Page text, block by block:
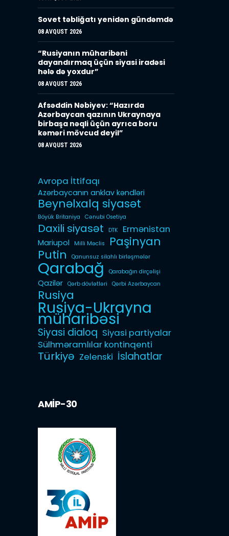
Sovet təbliğatı yenidən gündəmdə
08 AVQUST 2026
“Rusiyanın müharibəni
dayandırmaq üçün siyasi iradəsi
hələ də yoxdur”
08 AVQUST 2026
Afsəddin Nəbiyev: “Hazırda
Azərbaycan qazının Ukraynaya
birbaşa nəqli üçün ayrıca boru
kəməri mövcud deyil”
08 AVQUST 2026
Avropa İttifaqı
Azərbaycanın anklav kəndləri
Beynəlxalq siyasət
Böyük Britaniya Cənubi Osetiya
Daxili siyasət DTK Ermənistan
Mariupol Milli Məclis
Paşinyan
Putin
Qanunsuz silahlı birləşmələr
Qarabağ Qarabağın dirçəlişi
Qazilər Qərb dövlətləri Qərbi Azərbaycan
Rusiya
Rusiya-Ukrayna
müharibəsi
Siyasi dialoq Siyasi partiyalar
Sülhməramlılar kontinqenti
Türkiyə Zelenski İslahatlar
AMİP-30